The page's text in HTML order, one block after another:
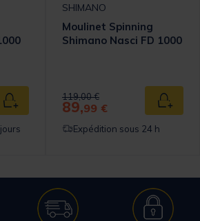
Ajouter au panier
SHIMANO
Moulinet Spinning
Shimano Nasci FD 1000
Price reduced from
119,00 €to
89,99 €
Expédition sous 24 h